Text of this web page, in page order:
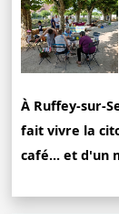
À Ruffey-sur-
fait vivre la
café... et d'un